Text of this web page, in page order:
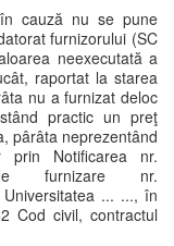
cauză nu se pune
furnizorului (SC
neexecutată a
raportat la starea
nu a furnizat deloc
practic un preţ
pârâta neprezentând
prin Notificarea nr.
de furnizare nr.
... ..., în
Cod civil, contractul